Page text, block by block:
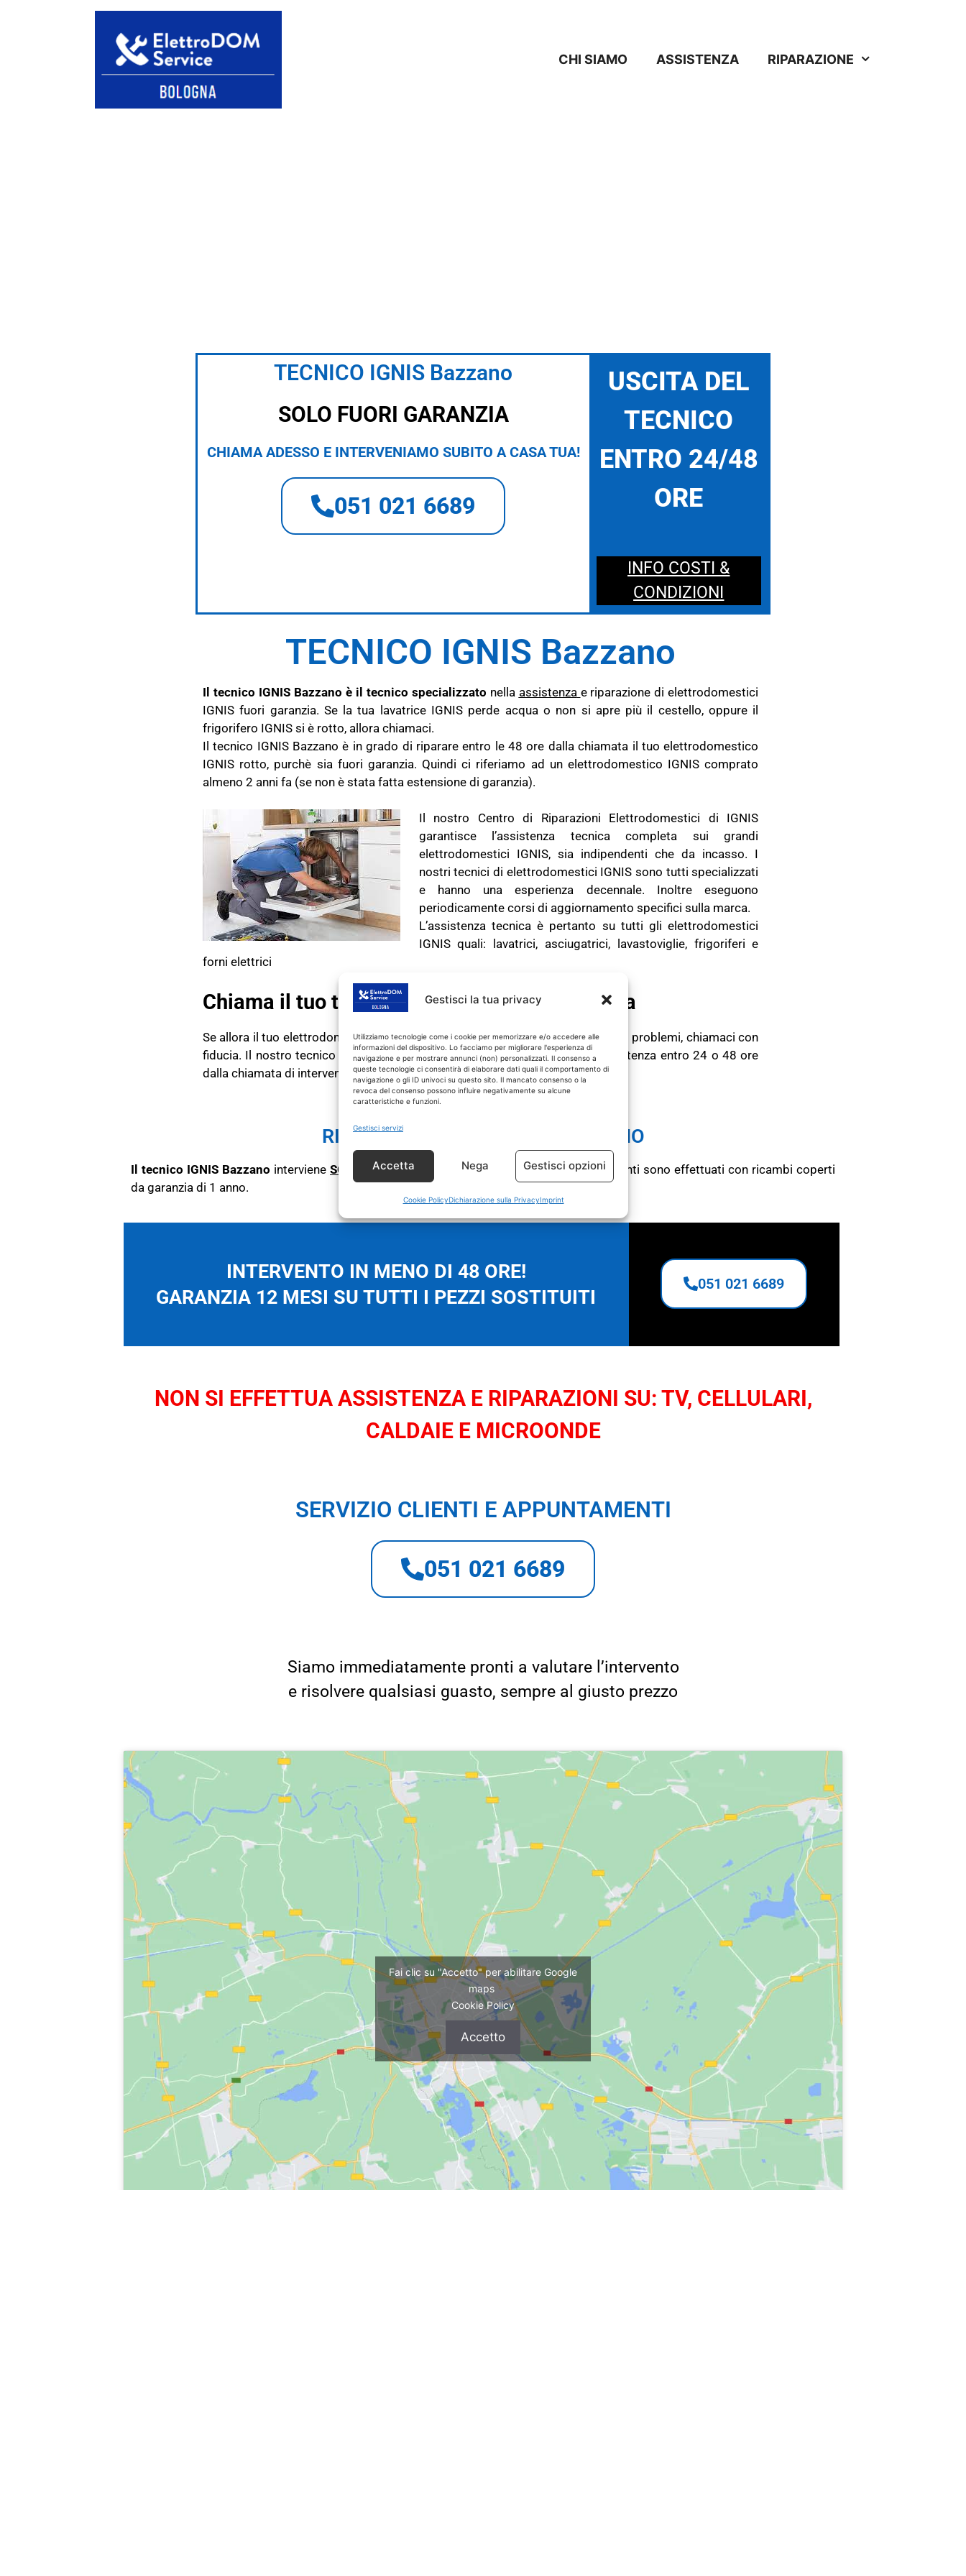
Gestisci la tua privacy
Utilizziamo tecnologie come i cookie per memorizzare e/o accedere alle
informazioni del dispositivo. Lo facciamo per migliorare l'esperienza di
navigazione e per mostrare annunci (non) personalizzati. Il consenso a
queste tecnologie ci consentirà di elaborare dati quali il comportamento di
navigazione o gli ID univoci su questo sito. Il mancato consenso o la
revoca del consenso possono influire negativamente su alcune
caratteristiche e funzioni.
Gestisci servizi
Accetta Nega Gestisci opzioni
Cookie PolicyDichiarazione sulla PrivacyImprint
CHI SIAMO ASSISTENZA RIPARAZIONE
TECNICO IGNIS Bazzano
SOLO FUORI GARANZIA
CHIAMA ADESSO E INTERVENIAMO SUBITO A CASA TUA!
051 021 6689
USCITA DEL
TECNICO
ENTRO 24/48
ORE
INFO COSTI &
CONDIZIONI
TECNICO IGNIS Bazzano
Il tecnico IGNIS Bazzano è il tecnico specializzato nella assistenza e riparazione di elettrodomestici
IGNIS fuori garanzia. Se la tua lavatrice IGNIS perde acqua o non si apre più il cestello, oppure il
frigorifero IGNIS si è rotto, allora chiamaci.
Il tecnico IGNIS Bazzano è in grado di riparare entro le 48 ore dalla chiamata il tuo elettrodomestico
IGNIS rotto, purchè sia fuori garanzia. Quindi ci riferiamo ad un elettrodomestico IGNIS comprato
almeno 2 anni fa (se non è stata fatta estensione di garanzia).
Il nostro Centro di Riparazioni Elettrodomestici di IGNIS
garantisce l’assistenza tecnica completa sui grandi
elettrodomestici IGNIS, sia indipendenti che da incasso. I
nostri tecnici di elettrodomestici IGNIS sono tutti specializzati
e hanno una esperienza decennale. Inoltre eseguono
periodicamente corsi di aggiornamento specifici sulla marca.
L’assistenza tecnica è pertanto su tutti gli elettrodomestici
IGNIS quali: lavatrici, asciugatrici, lavastoviglie, frigoriferi e
forni elettrici
Chiama il tuo tecnico IGNIS Bazzano di fiducia
Se allora il tuo elettrodomestico IGNIS fuori garanzia non funziona più o ha dei problemi, chiamaci con
fiducia. Il nostro tecnico elettrodomestici Bazzano esegue riparazioni e assistenza entro 24 o 48 ore
dalla chiamata di intervento.
RICAMBI CON GARANZIA DI 1 ANNO
Il tecnico IGNIS Bazzano interviene SOLO su prodotti IGNIS fuori garanzia.Tutti gli interventi sono effettuati con ricambi coperti
da garanzia di 1 anno.
INTERVENTO IN MENO DI 48 ORE!
GARANZIA 12 MESI SU TUTTI I PEZZI SOSTITUITI
051 021 6689
NON SI EFFETTUA ASSISTENZA E RIPARAZIONI SU: TV, CELLULARI,
CALDAIE E MICROONDE
SERVIZIO CLIENTI E APPUNTAMENTI
051 021 6689
Siamo immediatamente pronti a valutare l’intervento
e risolvere qualsiasi guasto, sempre al giusto prezzo
Fai clic su "Accetto" per abilitare Google
maps
Cookie Policy
Accetto